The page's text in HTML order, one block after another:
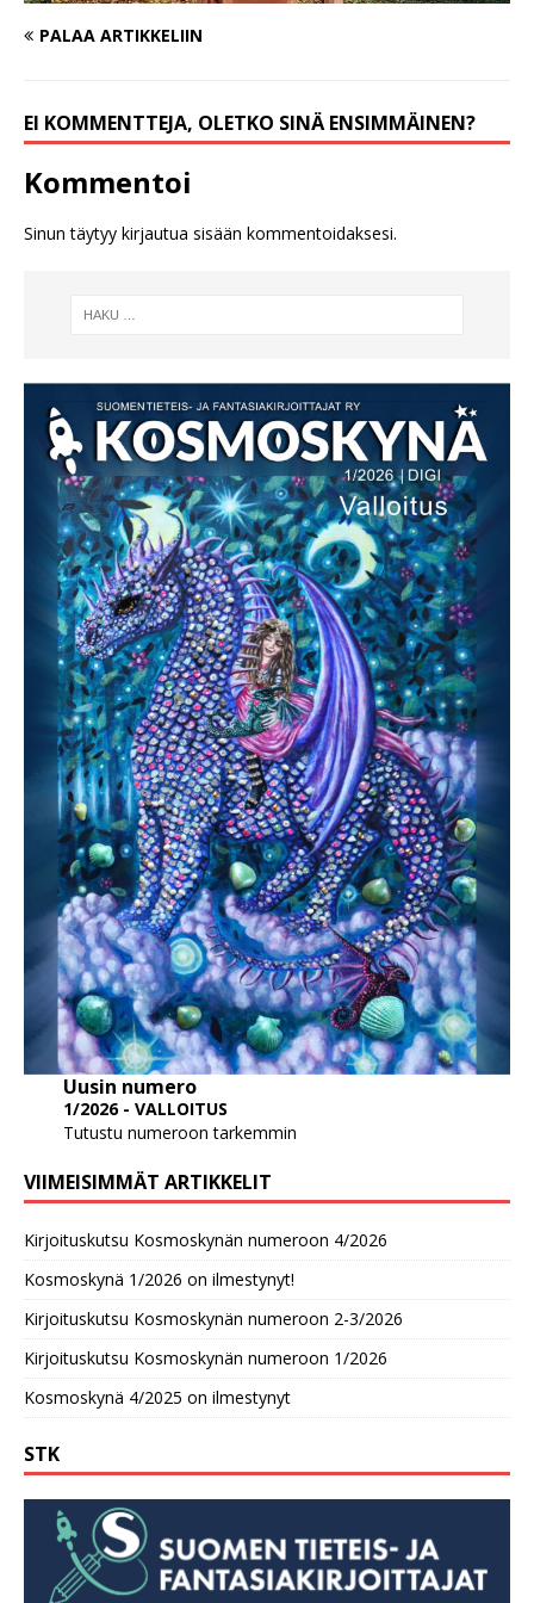
PALAA ARTIKKELIIN
EI KOMMENTTEJA, OLETKO SINÄ ENSIMMÄINEN?
Kommentoi
Sinun täytyy kirjautua sisään kommentoidaksesi.
Uusin numero
1/2026 - VALLOITUS
Tutustu numeroon tarkemmin
VIIMEISIMMÄT ARTIKKELIT
Kirjoituskutsu Kosmoskynän numeroon 4/2026
Kosmoskynä 1/2026 on ilmestynyt!
Kirjoituskutsu Kosmoskynän numeroon 2-3/2026
Kirjoituskutsu Kosmoskynän numeroon 1/2026
Kosmoskynä 4/2025 on ilmestynyt
STK